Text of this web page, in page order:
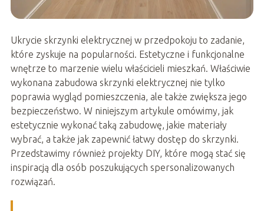
Ukrycie skrzynki elektrycznej w przedpokoju to zadanie,
które zyskuje na popularności. Estetyczne i funkcjonalne
wnętrze to marzenie wielu właścicieli mieszkań. Właściwie
wykonana zabudowa skrzynki elektrycznej nie tylko
poprawia wygląd pomieszczenia, ale także zwiększa jego
bezpieczeństwo. W niniejszym artykule omówimy, jak
estetycznie wykonać taką zabudowę, jakie materiały
wybrać, a także jak zapewnić łatwy dostęp do skrzynki.
Przedstawimy również projekty DIY, które mogą stać się
inspiracją dla osób poszukujących spersonalizowanych
rozwiązań.